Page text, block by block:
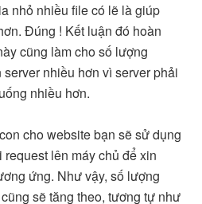
nhỏ nhiều file có lẽ là giúp
Đúng ! Kết luận đó hoàn
cũng làm cho số lượng
nhiều hơn vì server phải
nhiều hơn.
cho website bạn sẽ sử dụng
lên máy chủ để xin
ứng. Như vậy, số lượng
sẽ tăng theo, tương tự như